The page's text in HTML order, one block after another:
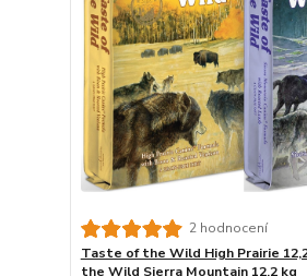
2 hodnocení
Taste of the Wild High Prairie
the Wild Sierra Mountain 12,2 kg